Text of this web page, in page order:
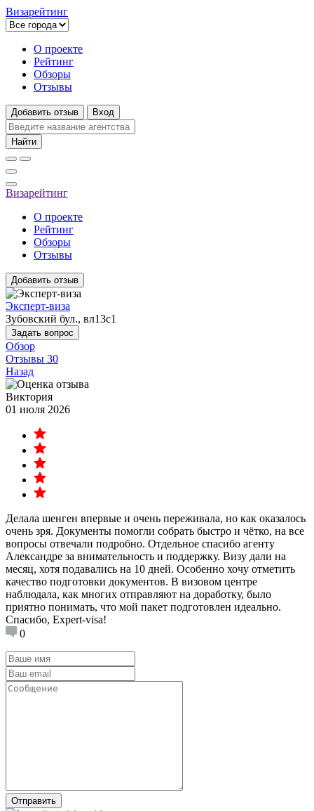
Визарейтинг
О проекте
Рейтинг
Обзоры
Отзывы
Добавить отзыв Вход
Найти
Визарейтинг
О проекте
Рейтинг
Обзоры
Отзывы
Добавить отзыв
Эксперт-виза
Зубовский бул., вл13с1
Задать вопрос
Обзор
Отзывы 30
Назад
Виктория
01 июля 2026
Делала шенген впервые и очень переживала, но как оказалось
очень зря. Документы помогли собрать быстро и чётко, на все
вопросы отвечали подробно. Отдельное спасибо агенту
Александре за внимательность и поддержку. Визу дали на
месяц, хотя подавались на 10 дней. Особенно хочу отметить
качество подготовки документов. В визовом центре
наблюдала, как многих отправляют на доработку, было
приятно понимать, что мой пакет подготовлен идеально.
Спасибо, Expert-visa!
0
Отправить